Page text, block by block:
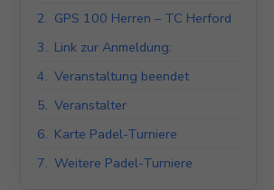
2. GPS 100 Herren – TC Herford
3. Link zur Anmeldung:
4. Veranstaltung beendet
5. Veranstalter
6. Karte Padel-Turniere
7. Weitere Padel-Turniere